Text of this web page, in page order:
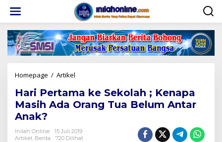
konten
Homepage / Artikel
ke
Sekolah
;
Masih
Ada
Hari Pertama ke Sekolah ; Kenapa
Masih Ada Orang Tua Belum Antar
Anak?
Inilah Online
15 Juli 2019
Artikel Berita 720 Dilihat